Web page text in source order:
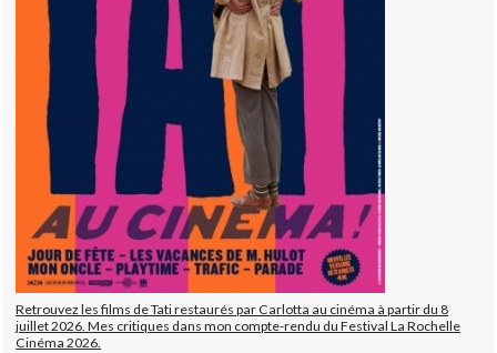
Retrouvez les films de Tati restaurés par Carlotta au cinéma à partir du 8
juillet 2026. Mes critiques dans mon compte-rendu du Festival La Rochelle
Cinéma 2026.